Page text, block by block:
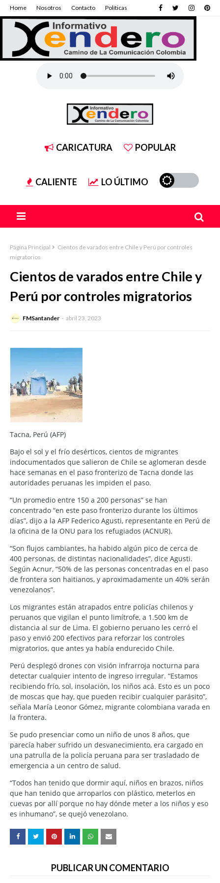
Home Nosotros Contacto Políticas
CARICATURA POPULAR
CALIENTE LO ÚLTIMO
Página Principal
Cientos de varados entre Chile y Perú por controles
migratorios
Cientos de varados entre Chile y
Perú por controles migratorios
FMSantander abril 23, 2023
Tacna, Perú (AFP)
Bajo el sol y el frío desérticos, cientos de migrantes
indocumentados que salieron de Chile se aglomeran desde
hace semanas en el paso fronterizo de Tacna donde las
autoridades peruanas les impiden el paso.
“Un promedio entre 150 a 200 personas” se han
concentrado “en este paso fronterizo durante los últimos
días”, dijo a la AFP Federico Agusti, representante en Perú de
la oficina de la ONU para los refugiados (ACNUR).
“Son flujos cambiantes, ha habido algún pico de cerca de
400 personas, de distintas nacionalidades”, dice Agusti.
Según Acnur, “50% de las personas concentradas en el paso
de frontera son haitianos, y aproximadamente un 40% serán
venezolanos”.
Los migrantes están atrapados entre policías chilenos y
peruanos que vigilan el punto limítrofe, a 1.500 km de
distancia al sur de Lima. El gobierno peruano les cerró el
paso y envió 200 efectivos para reforzar los controles
migratorios, que antes ya había endurecido Chile.
Perú desplegó drones con visión infrarroja nocturna para
detectar cualquier intento de ingreso irregular. “Estamos
recibiendo frío, sol, insolación, los niños acá. Esto es un poco
de moscas que hay, que pueden recibir cualquier parásito”,
señala María Leonor Gómez, migrante colombiana varada en
la frontera.
Se pudo presenciar como un niño de unos 8 años, que
parecía haber sufrido un desvanecimiento, era cargado en
una patrulla de la policía peruana para ser trasladado de
emergencia a un centro de salud.
“Todos han tenido que dormir aquí, niños en brazos, niños
que han tenido que arroparlos con plástico, meterlos en
cuevas por allí porque no hay dónde meter a los niños y eso
es inhumano”, se quejó venezolano.
PUBLICAR UN COMENTARIO